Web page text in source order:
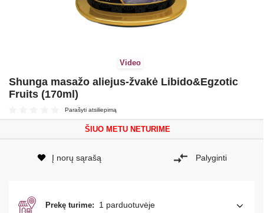
Video
Shunga masažo aliejus-žvakė Libido&Egzotic
Fruits (170ml)
Parašyti atsiliepimą
ŠIUO METU NETURIME
Į norų sąrašą Palyginti
Prekę turime: 1 parduotuvėje